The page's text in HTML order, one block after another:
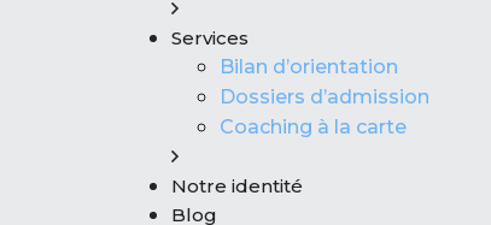
Services
Bilan d’orientation
Dossiers d’admission
Coaching à la carte
Notre identité
Blog